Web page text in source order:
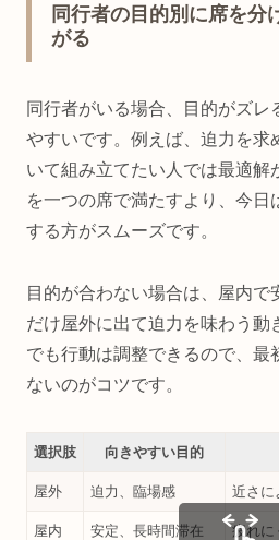
同行者の目的別に席を分
がる
同行者がいる場合、目的がズレ
やすいです。例えば、迫力を求
いて組み立てたい人では最適解
を一つの席で満たすより、今日
する方がスムーズです。
目的が合わない場合は、屋内で
だけ屋外に出て迫力を味わう動
でも行動は調整できるので、最
ないのがコツです。
選択肢 向きやすい目的
屋外 迫力、臨場感 近さに
屋内 安定、長時間滞在 疲れに